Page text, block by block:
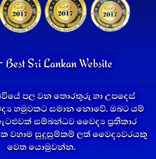
Sri Lankan Website
පල වන තොරතුරු හා උපදෙස්
හමුවකට සමාන නොවේ. ඔබට යම්
සම්බන්ධව වෛද්‍ය ප්‍රතිකාර
වහාම සුදුසුම්කම් ලත් වෛද්‍යවරයකු
වෙත යොමුවන්න.